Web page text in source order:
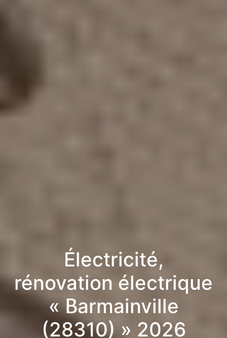
Électricité,
rénovation électrique
« Barmainville
(28310) » 2026